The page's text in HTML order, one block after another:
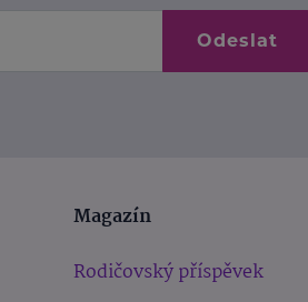
Odeslat
Magazín
Rodičovský příspěvek